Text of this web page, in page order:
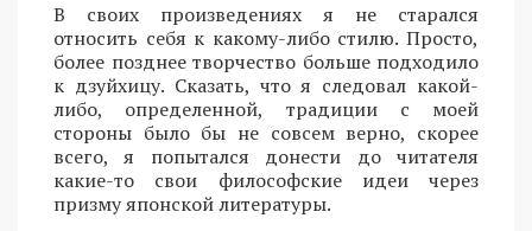
В своих произведениях я не старался
относить себя к какому-либо стилю. Просто,
более позднее творчество больше подходило
к дзуйхицу. Сказать, что я следовал какой-
либо, определенной, традиции с моей
стороны было бы не совсем верно, скорее
всего, я попытался донести до читателя
какие-то свои философские идеи через
призму японской литературы.